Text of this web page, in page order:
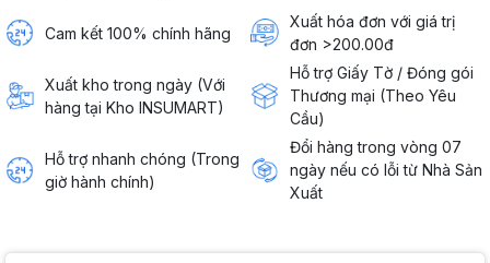
Cam kết 100% chính hãng
Xuất hóa đơn với giá trị
đơn >200.00đ
Xuất kho trong ngày (Với
hàng tại Kho INSUMART)
Hỗ trợ Giấy Tờ / Đóng gói
Thương mại (Theo Yêu
Cầu)
Hỗ trợ nhanh chóng (Trong
giờ hành chính)
Đổi hàng trong vòng 07
ngày nếu có lỗi từ Nhà Sản
Xuất